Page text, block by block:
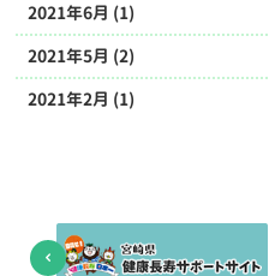
2021年6月 (1)
2021年5月 (2)
2021年2月 (1)